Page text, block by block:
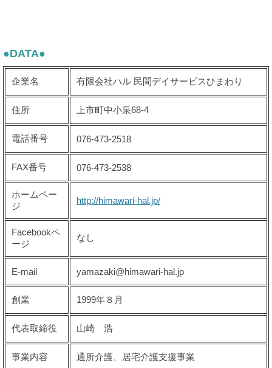
●DATA●
企業名 有限会社ハル 民間デイサービスひまわり
住所 上市町中小泉68-4
電話番号 076-473-2518
FAX番号 076-473-2538
ホームペー
ジ
http://himawari-hal.jp/
Facebookペ
ージ
なし
E-mail yamazaki@himawari-hal.jp
創業 1999年８月
代表取締役 山崎 浩
事業内容 通所介護、居宅介護支援事業